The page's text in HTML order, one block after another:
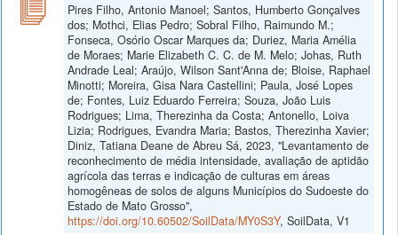
Pires Filho, Antonio Manoel; Santos, Humberto Gonçalves
dos; Mothci, Elias Pedro; Sobral Filho, Raimundo M.;
Fonseca, Osório Oscar Marques da; Duriez, Maria Amélia
de Moraes; Marie Elizabeth C. C. de M. Melo; Johas, Ruth
Andrade Leal; Araújo, Wilson Sant'Anna de; Bloise, Raphael
Minotti; Moreira, Gisa Nara Castellini; Paula, José Lopes
de; Fontes, Luiz Eduardo Ferreira; Souza, João Luis
Rodrigues; Lima, Therezinha da Costa; Antonello, Loiva
Lizia; Rodrigues, Evandra Maria; Bastos, Therezinha Xavier;
Diniz, Tatiana Deane de Abreu Sá, 2023, "Levantamento de
reconhecimento de média intensidade, avaliação de aptidão
agrícola das terras e indicação de culturas em áreas
homogêneas de solos de alguns Municípios do Sudoeste do
Estado de Mato Grosso",
https://doi.org/10.60502/SoilData/MY0S3Y, SoilData, V1